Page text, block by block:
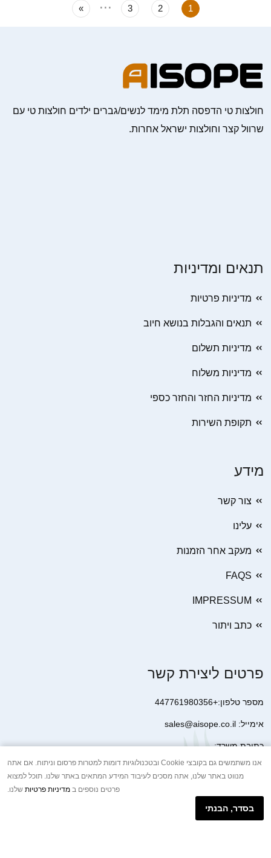
1
2
3
...
»
חולצות טי הדפסה תלת מימד לנשים/גברים ילדים חולצות טי עם
שרוול קצר וחולצות ישראל אחרות.
תנאים ומדיניות
מדיניות פרטיות
תנאים והגבלות בנושא חיוב
מדיניות תשלום
מדיניות משלוח
מדיניות החזר והחזר כספי
תקופת השירות
מידע
צור קשר
עלינו
מעקב אחר הזמנות
FAQS
IMPRESSUM
כתב ויתור
פרטים ליצירת קשר
מספר טלפון:+447761980356
אימייל: sales@aisope.co.il
כתובת משרד:
41 Devonshire Street Ground Floor Office 1 London W1G 7AJ
United Kingdom
+44 7410 2065017
הודעת וואטסאפ באינטרנט
אנו משתמשים גם בקובצי Cookie ובטכנולוגיות דומות למטרות פרסום וניתוח. אם אתה
מנווט באתר שלנו, אתה מסכים לעיבוד המידע המתאים באתר שלנו. תוכל למצוא
פרטים נוספים ב מדיניות פרטיות שלנו.
בסדר, הבנתי